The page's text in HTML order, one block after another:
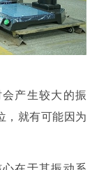
产生较大的振
，就有可能因为